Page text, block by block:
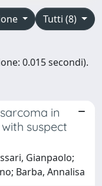
Tutti (8)
0.015 secondi).
in
suspect
Gianpaolo;
Barba, Annalisa